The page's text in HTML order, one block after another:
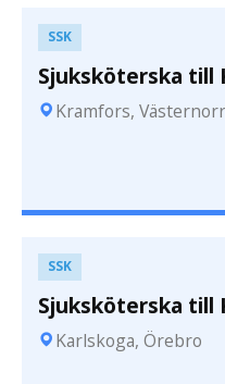
SSK
Sjuksköterska till
Kramfors,
SSK
Sjuksköterska till
Karlskoga, Örebro